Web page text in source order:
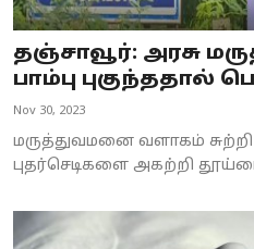
தஞ்சாவூர்: அரசு
பாம்பு புகுந்ததால்
Nov 30, 2023
மருத்துவமனை வளாகம்
புதர்செடிகளை அகற்றி